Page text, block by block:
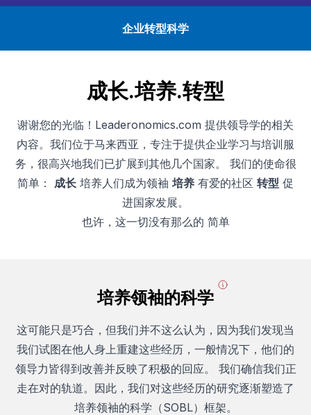
企业转型科学
成长.培养.转型
谢谢您的光临！Leaderonomics.com 提供领导学的相关
内容。我们位于马来西亚，专注于提供企业学习与培训服
务，很高兴地我们已扩展到其他几个国家。 我们的使命很
简单： 成长 培养人们成为领袖 培养 有爱的社区 转型 促
进国家发展。
也许，这一切没有那么的 简单
培养领袖的科学
这可能只是巧合，但我们并不这么认为，因为我们发现当
我们试图在他人身上重建这些经历，一般情况下，他们的
领导力皆得到改善并反映了积极的回应。 我们确信我们正
走在对的轨道。因此，我们对这些经历的研究逐渐塑造了
培养领袖的科学（SOBL）框架。